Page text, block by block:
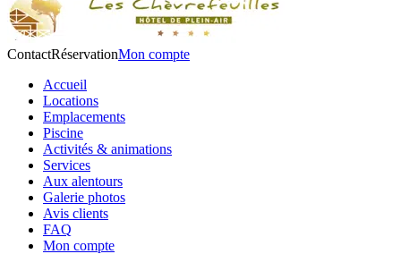
ContactRéservationMon compte
Accueil
Locations
Emplacements
Piscine
Activités & animations
Services
Aux alentours
Galerie photos
Avis clients
FAQ
Mon compte